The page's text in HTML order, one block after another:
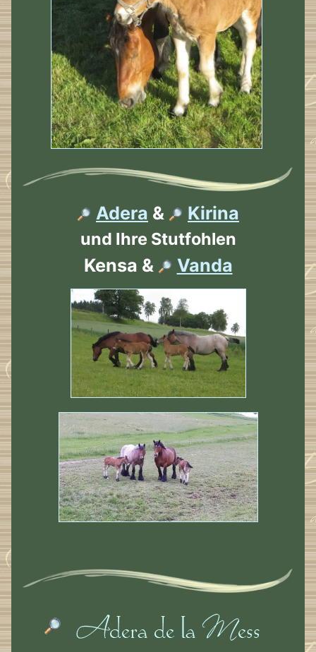
Adera & Kirina
und Ihre Stutfohlen
Kensa & Vanda